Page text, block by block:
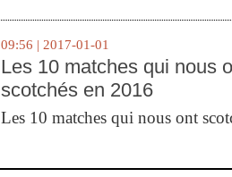
09:56 | 2017-01-01
Les 10 matches qui nous
scotchés en 2016
Les 10 matches qui nous ont